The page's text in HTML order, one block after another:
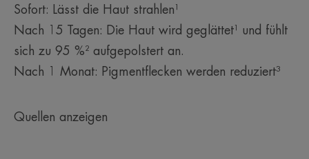
Sofort: Lässt die Haut strahlen¹
Nach 15 Tagen: Die Haut wird geglättet¹ und fühlt
sich zu 95 %² aufgepolstert an.
Nach 1 Monat: Pigmentflecken werden reduziert³
Quellen anzeigen